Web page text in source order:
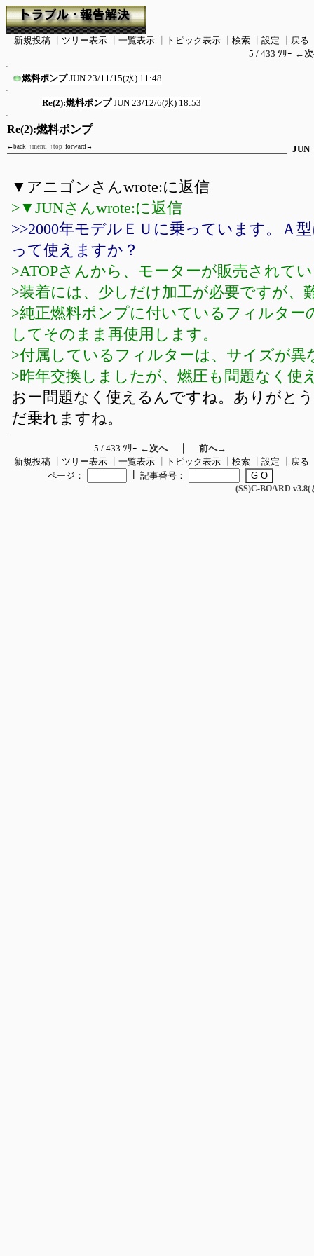
新規投稿 ツリー表示 一覧表示 トピック表示 検索 設定
戻る
5 / 433 ﾂﾘｰ ←次
燃料ポンプ JUN 23/11/15(水) 11:48
Re(2):燃料ポンプ JUN 23/12/6(水) 18:53
Re(2):燃料ポンプ
←back ↑menu ↑top forward→ JUN
▼アニゴンさんwrote:に返信
>▼JUNさんwrote:に返信
>>2000年モデルＥＵに乗っています。Ａ
って使えますか？
>ATOPさんから、モーターが販売されて
>装着には、少しだけ加工が必要ですが、
>純正燃料ポンプに付いているフィルター
してそのまま再使用します。
>付属しているフィルターは、サイズが異
>昨年交換しましたが、燃圧も問題なく使
おー問題なく使えるんですね。ありがと
だ乗れますね。
5 / 433 ﾂﾘｰ ←次へ｜ 前へ→
新規投稿
ツリー表示 一覧表示 トピック表示 検索 設定
戻る
ページ：
記事番号：
(SS)C-BOARD v3.8(